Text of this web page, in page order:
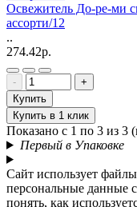
Освежитель До-ре-ми
ассорти/12
..
274.42р.
-
+
Купить
Купить в 1 клик
Показано с 1 по 3 из 3
Первый в Упаковке
Сайт использует
персональные
понять, как